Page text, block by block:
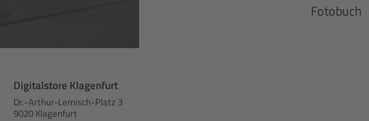
Digitalstore Klagenfurt
Dr.-Arthur-Lemisch-Platz 3
9020 Klagenfurt
Fotobuch